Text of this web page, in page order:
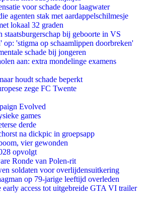
voor schade door laagwater
agenten stak met aardappelschilmesje
lokaal 32 graden
bij geboorte in VS
'stigma op schaamlippen doorbreken'
schade bij jongeren
aan: extra mondelinge examens
houdt schade beperkt
zege FC Twente
Evolved
games
derde
na dickpic in groepsapp
vier gewonden
opvolgt
Ronde van Polen-rit
soldaten voor overlijdensuitkering
op 79-jarige leeftijd overleden
access tot uitgebreide GTA VI trailer